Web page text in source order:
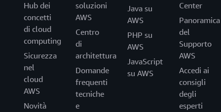
Hub dei
concetti
di cloud
computing
Sicurezza
nel
cloud
AWS
Novità
soluzioni
AWS
Centro
di
architettura
Domande
frequenti
tecniche
e
Java su
AWS
PHP su
AWS
JavaScript
su AWS
Center
Panoramica
del
Supporto
AWS
Accedi ai
consigli
degli
esperti